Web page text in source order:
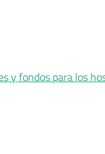
y fondos para los